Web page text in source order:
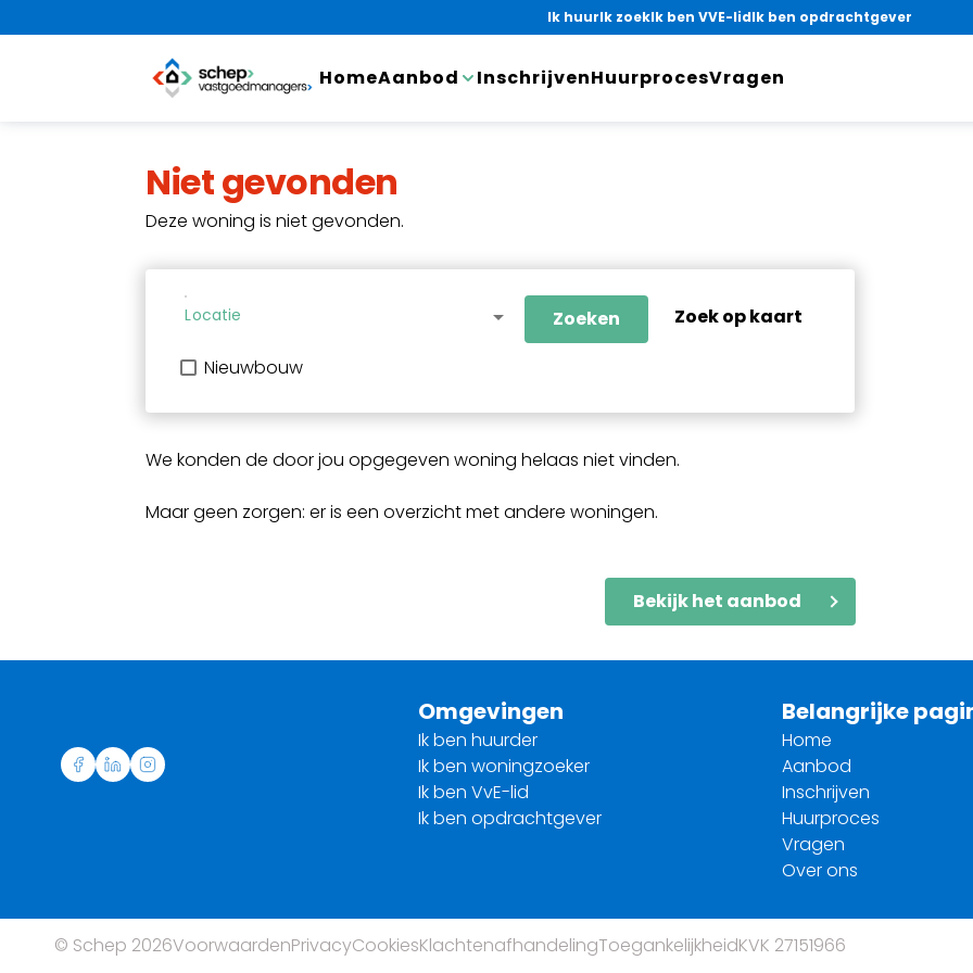
Ik huurIk zoekIk ben VVE-lidIk ben opdrachtgever
HomeAanbod InschrijvenHuurprocesVragen
Niet gevonden
Deze woning is niet gevonden.
Locatie arrow_drop_down
Nieuwbouw
Zoeken Zoek op kaart
We konden de door jou opgegeven woning helaas niet vinden.
Maar geen zorgen: er is een overzicht met andere woningen.
Bekijk het aanbod
Omgevingen
Ik ben huurder
Ik ben woningzoeker
Ik ben VvE-lid
Ik ben opdrachtgever
Belangrijke
Home
Aanbod
Inschrijven
Huurproces
Vragen
Over ons
© Schep 2026VoorwaardenPrivacyCookiesKlachtenafhandelingToegankelijkheidKVK 27151966